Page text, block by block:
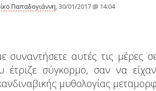
Παπαδογιάννη, 30/01/2017 @ 14:04
συναντήσετε αυτές τις μέρες
έτριζε σύγκορμο, σαν να
μυθολογίας